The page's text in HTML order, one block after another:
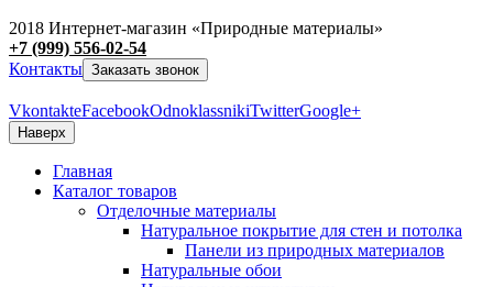
2018 Интернет-магазин «Природные материалы»
+7 (999) 556-02-54
Контакты Заказать звонок
VkontakteFacebookOdnoklassnikiTwitterGoogle+
Наверх
Главная
Каталог товаров
Отделочные материалы
Натуральное покрытие для стен и потолка
Панели из природных материалов
Натуральные обои